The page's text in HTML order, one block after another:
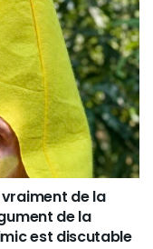
vraiment de la
de la
est discutable